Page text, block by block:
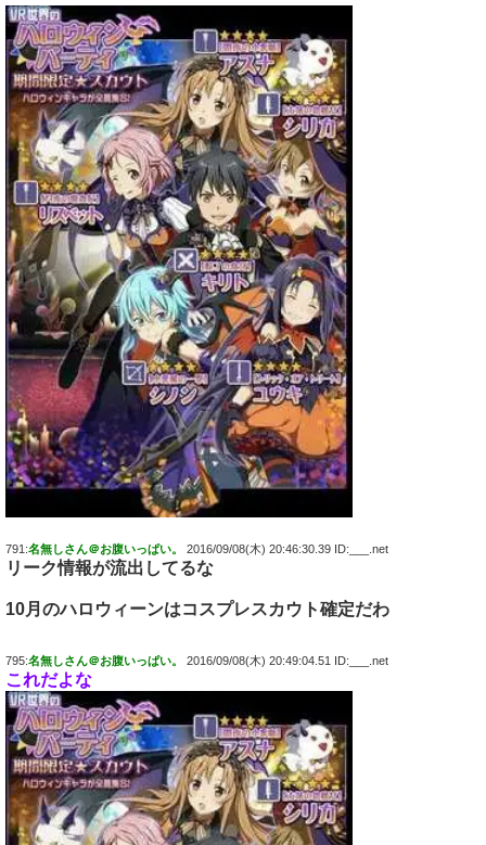
791:名無しさん＠お腹いっぱい。 2016/09/08(木) 20:46:30.39 ID:___.net
リーク情報が流出してるな
10月のハロウィーンはコスプレスカウト確定だわ
795:名無しさん＠お腹いっぱい。 2016/09/08(木) 20:49:04.51 ID:___.net
これだよな